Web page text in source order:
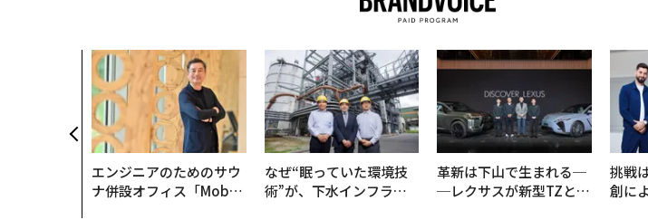
エンジニアのためのサウ
ナ併設オフィス「Mobiu
なぜ“眠っていた環境技
術”が、下水インフラを
革新は下山で生まれる─
─レクサスが新型TZとE
挑戦
創に